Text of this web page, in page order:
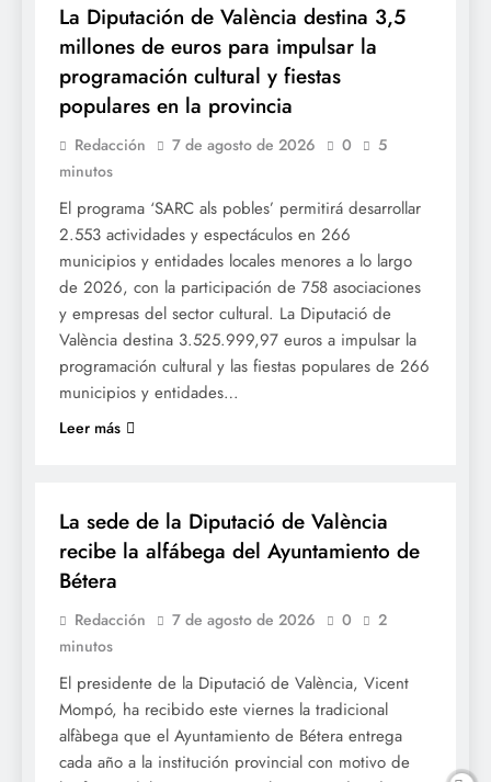
La Diputación de València destina 3,5
millones de euros para impulsar la
programación cultural y fiestas
populares en la provincia
Redacción 7 de agosto de 2026 0
5
minutos
El programa ‘SARC als pobles’ permitirá desarrollar
2.553 actividades y espectáculos en 266
municipios y entidades locales menores a lo largo
de 2026, con la participación de 758 asociaciones
y empresas del sector cultural. La Diputació de
València destina 3.525.999,97 euros a impulsar la
programación cultural y las fiestas populares de 266
municipios y entidades…
Leer más
La sede de la Diputació de València
recibe la alfábega del Ayuntamiento de
Bétera
Redacción 7 de agosto de 2026 0
2
minutos
El presidente de la Diputació de València, Vicent
Mompó, ha recibido este viernes la tradicional
alfàbega que el Ayuntamiento de Bétera entrega
cada año a la institución provincial con motivo de